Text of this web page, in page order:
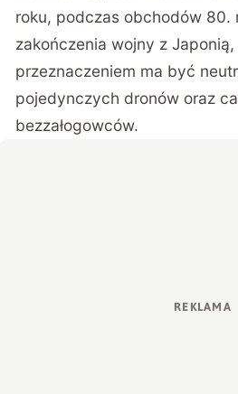
roku, podczas obchodów 80.
zakończenia wojny z Japonią,
przeznaczeniem ma być
pojedynczych dronów oraz
bezzałogowców.